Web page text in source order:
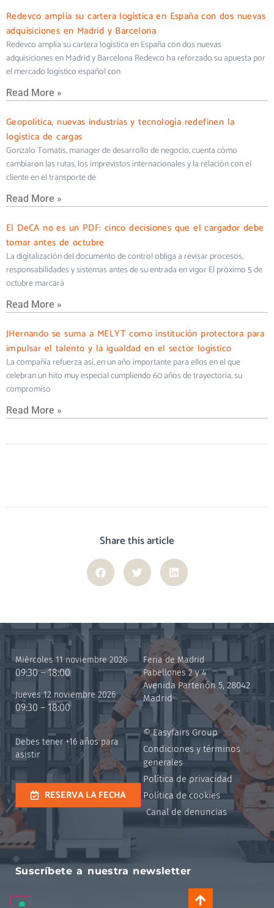
Redevco amplía su cartera logística en España con dos nuevas
adquisiciones en Madrid y Barcelona
Redevco amplía su cartera logística en España con dos nuevas
adquisiciones en Madrid y Barcelona Redevco ha reforzado su apuesta por
el mercado logístico español con
Read More »
Geopolítica, nuevas industrias y tecnología redefinen la
logística de cargas
Gonzalo Tomatis, manager de desarrollo de negocio, cuenta cómo
cambiaron las rutas, los imprevistos internacionales y la relación con el
cliente en el transporte de
Read More »
El DeCA no es un PDF: cinco decisiones que el cargador debe
tomar antes de octubre
La digitalización del documento de control obliga a revisar procesos,
responsabilidades y sistemas antes de su entrada en vigor El próximo 5 de
octubre marcará
Read More »
JHernando se suma a MELYT como institución protectora para
impulsar el talento y la igualdad en el sector logístico
La compañía refuerza así, en un año importante para ellos en el que
celebran un hito muy especial cumpliendo 60 años de trayectoria, su
compromiso
Read More »
Share this article
Miércoles 11 noviembre 2026
09:30 – 18:00
Jueves 12 noviembre 2026
09:30 – 18:00
Debes tener +16 años para
asistir
RESERVA LA FECHA
Feria de Madrid
Pabellones 2 y 4
Avenida Partenón 5, 28042
Madrid
© Easyfairs Group
Condiciones y términos
generales
Política de privacidad
Política de cookies
Canal de denuncias
Suscríbete a nuestra newsletter